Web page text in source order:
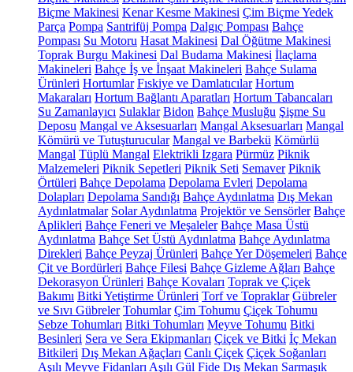
Biçme Makinesi Kenar Kesme Makinesi Çim Biçme Yedek
Parça Pompa Santrifüj Pompa Dalgıç Pompası Bahçe
Pompası Su Motoru Hasat Makinesi Dal Öğütme Makinesi
Toprak Burgu Makinesi Dal Budama Makinesi İlaçlama
Makineleri Bahçe İş ve İnşaat Makineleri Bahçe Sulama
Ürünleri Hortumlar Fıskiye ve Damlatıcılar Hortum
Makaraları Hortum Bağlantı Aparatları Hortum Tabancaları
Su Zamanlayıcı Sulaklar Bidon Bahçe Musluğu Şişme Su
Deposu Mangal ve Aksesuarları Mangal Aksesuarları Mangal
Kömürü ve Tutuşturucular Mangal ve Barbekü Kömürlü
Mangal Tüplü Mangal Elektrikli Izgara Pürmüz Piknik
Malzemeleri Piknik Sepetleri Piknik Seti Semaver Piknik
Örtüleri Bahçe Depolama Depolama Evleri Depolama
Dolapları Depolama Sandığı Bahçe Aydınlatma Dış Mekan
Aydınlatmalar Solar Aydınlatma Projektör ve Sensörler Bahçe
Aplikleri Bahçe Feneri ve Meşaleler Bahçe Masa Üstü
Aydınlatma Bahçe Set Üstü Aydınlatma Bahçe Aydınlatma
Direkleri Bahçe Peyzaj Ürünleri Bahçe Yer Döşemeleri Bahçe
Çit ve Bordürleri Bahçe Filesi Bahçe Gizleme Ağları Bahçe
Dekorasyon Ürünleri Bahçe Kovaları Toprak ve Çiçek
Bakımı Bitki Yetiştirme Ürünleri Torf ve Topraklar Gübreler
ve Sıvı Gübreler Tohumlar Çim Tohumu Çiçek Tohumu
Sebze Tohumları Bitki Tohumları Meyve Tohumu Bitki
Besinleri Sera ve Sera Ekipmanları Çiçek ve Bitki İç Mekan
Bitkileri Dış Mekan Ağaçları Canlı Çiçek Çiçek Soğanları
Aşılı Meyve Fidanları Aşılı Gül Fide Dış Mekan Sarmaşık